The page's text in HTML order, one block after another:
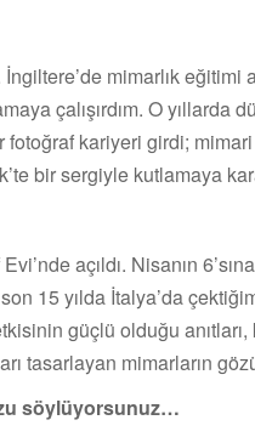
mimarlık eğitimi
çalışırdım. O yıllarda
kariyeri girdi;
bir sergiyle kutlamaya
açıldı. Nisanın
15 yılda İtalya’da
güçlü olduğu anıtları,
tasarlayan mimarların
söylüyorsunuz…